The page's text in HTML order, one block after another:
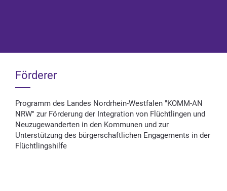
Förderer
Programm des Landes Nordrhein-Westfalen "KOMM-AN
NRW" zur Förderung der Integration von Flüchtlingen und
Neuzugewanderten in den Kommunen und zur
Unterstützung des bürgerschaftlichen Engagements in der
Flüchtlingshilfe